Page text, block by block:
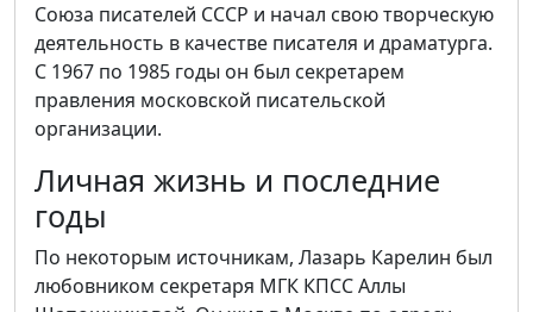
Союза писателей СССР и начал свою творческую
деятельность в качестве писателя и драматурга.
С 1967 по 1985 годы он был секретарем
правления московской писательской
организации.
Личная жизнь и последние
годы
По некоторым источникам, Лазарь Карелин был
любовником секретаря МГК КПСС Аллы